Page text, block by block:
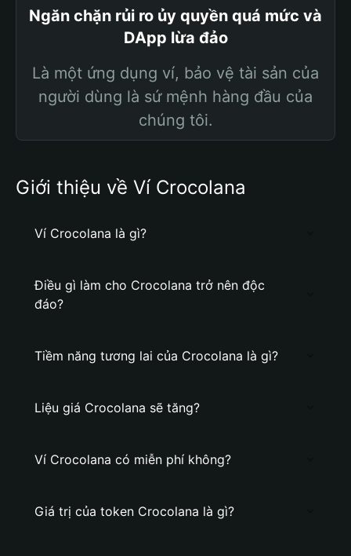
Ngăn chặn rủi ro ủy quyền quá mức và
DApp lừa đảo
Là một ứng dụng ví, bảo vệ tài sản của
người dùng là sứ mệnh hàng đầu của
chúng tôi.
Giới thiệu về Ví Crocolana
Ví Crocolana là gì?
Điều gì làm cho Crocolana trở nên độc
đáo?
Tiềm năng tương lai của Crocolana là gì?
Liệu giá Crocolana sẽ tăng?
Ví Crocolana có miễn phí không?
Giá trị của token Crocolana là gì?